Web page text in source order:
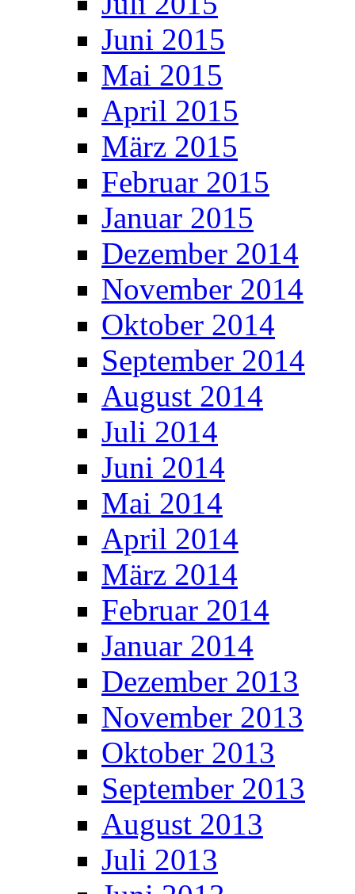
Juni 2015
Mai 2015
April 2015
März 2015
Februar 2015
Januar 2015
Dezember 2014
November 2014
Oktober 2014
September 2014
August 2014
Juli 2014
Juni 2014
Mai 2014
April 2014
März 2014
Februar 2014
Januar 2014
Dezember 2013
November 2013
Oktober 2013
September 2013
August 2013
Juli 2013